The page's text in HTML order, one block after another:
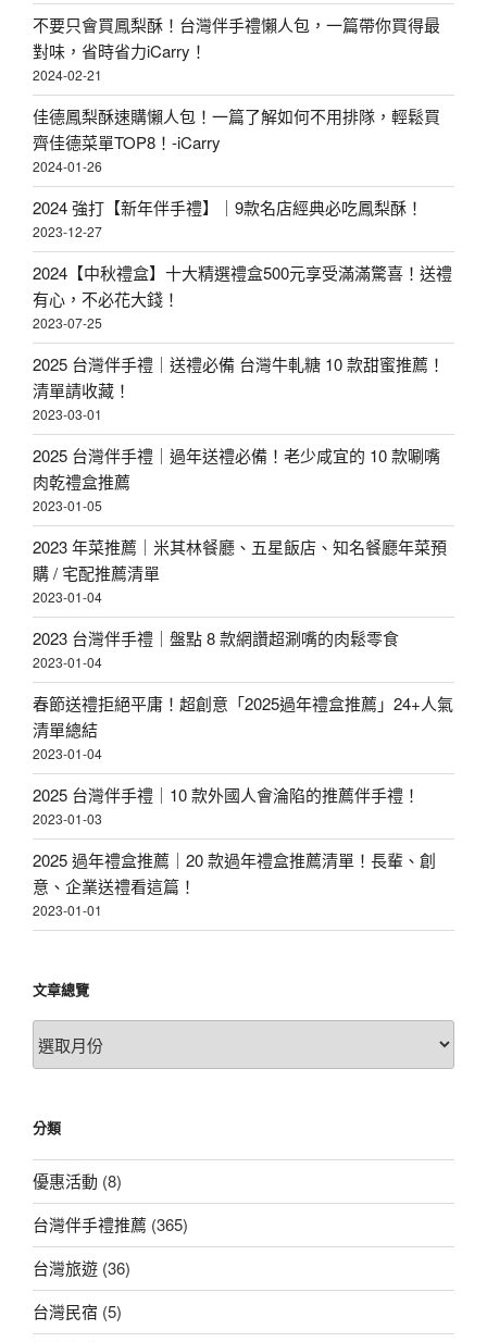
不要只會買鳳梨酥！台灣伴手禮懶人包，一篇帶你買得最
對味，省時省力iCarry！
2024-02-21
佳德鳳梨酥速購懶人包！一篇了解如何不用排隊，輕鬆買
齊佳德菜單TOP8！-iCarry
2024-01-26
2024 強打【新年伴手禮】｜9款名店經典必吃鳳梨酥！
2023-12-27
2024【中秋禮盒】十大精選禮盒500元享受滿滿驚喜！送禮
有心，不必花大錢！
2023-07-25
2025 台灣伴手禮｜送禮必備 台灣牛軋糖 10 款甜蜜推薦！
清單請收藏！
2023-03-01
2025 台灣伴手禮｜過年送禮必備！老少咸宜的 10 款唰嘴
肉乾禮盒推薦
2023-01-05
2023 年菜推薦｜米其林餐廳、五星飯店、知名餐廳年菜預
購 / 宅配推薦清單
2023-01-04
2023 台灣伴手禮｜盤點 8 款網讚超涮嘴的肉鬆零食
2023-01-04
春節送禮拒絕平庸！超創意「2025過年禮盒推薦」24+人氣
清單總結
2023-01-04
2025 台灣伴手禮｜10 款外國人會淪陷的推薦伴手禮！
2023-01-03
2025 過年禮盒推薦｜20 款過年禮盒推薦清單！長輩、創
意、企業送禮看這篇！
2023-01-01
文章總覽
文
章
分類
優惠活動 (8)
台灣伴手禮推薦 (365)
台灣旅遊 (36)
台灣民宿 (5)